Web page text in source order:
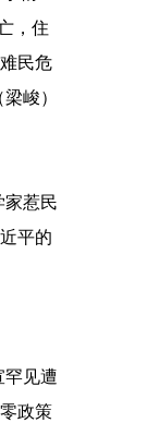
，住
民危
峻）
惹民
平的
见遭
政策